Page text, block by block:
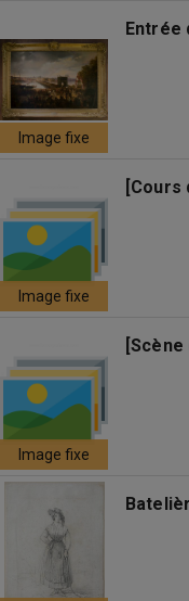
Image fixe
Entrée
Image fixe
[Cours
Image fixe